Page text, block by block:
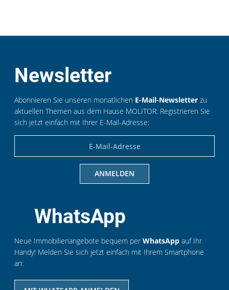
Newsletter
Abonnieren Sie unseren monatlichen E-Mail-Newsletter zu
aktuellen Themen aus dem Hause MOLITOR. Registrieren Sie
sich jetzt einfach mit Ihrer E-Mail-Adresse:
WhatsApp
Neue Immobilienangebote bequem per WhatsApp auf Ihr
Handy! Melden Sie sich jetzt einfach mit Ihrem Smartphone
an: